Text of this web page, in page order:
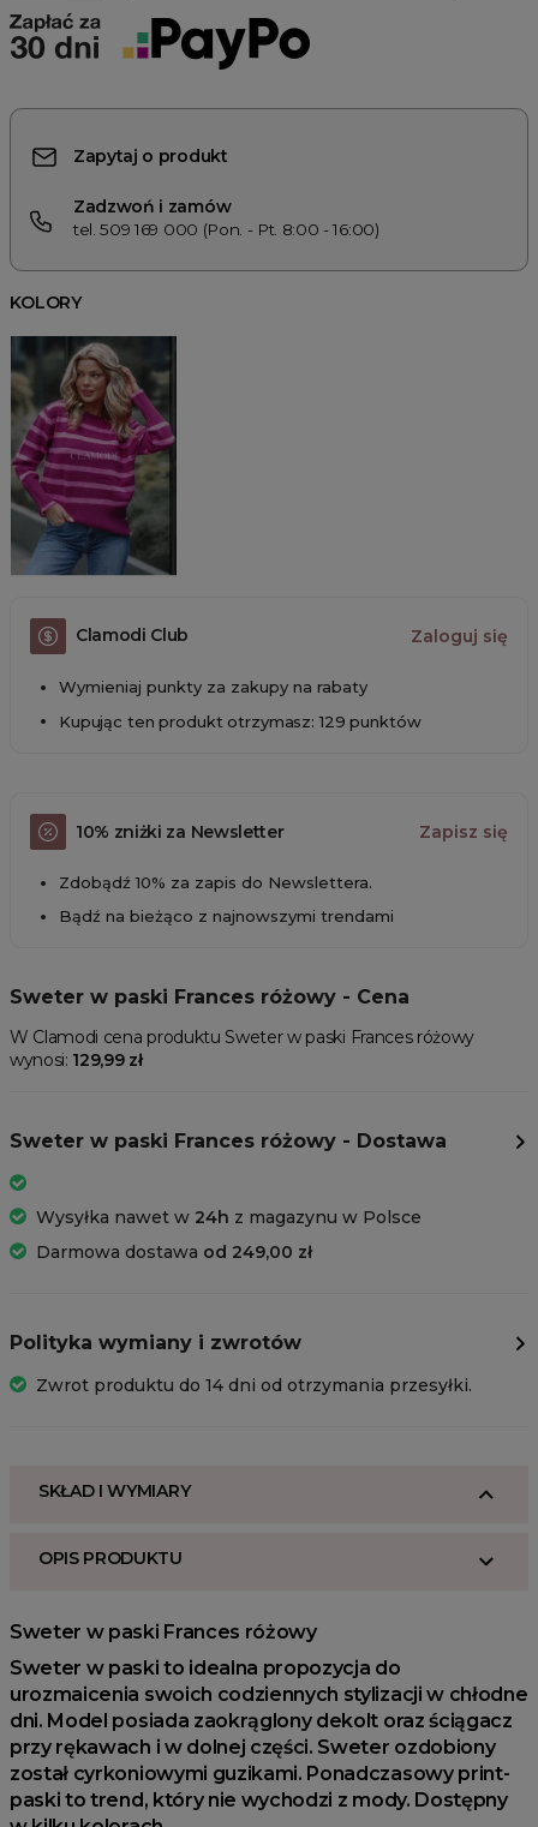
Zapytaj o produkt
Zadzwoń i zamów
tel. 509 169 000 (Pon. - Pt. 8:00 - 16:00)
KOLORY
Clamodi Club Zaloguj się
Wymieniaj punkty za zakupy na rabaty
Kupując ten produkt otrzymasz: 129 punktów
10% zniżki za Newsletter Zapisz się
Zdobądź 10% za zapis do Newslettera.
Bądź na bieżąco z najnowszymi trendami
Sweter w paski Frances różowy - Cena
W Clamodi cena produktu Sweter w paski Frances różowy
wynosi: 129,99 zł
Sweter w paski Frances różowy - Dostawa
Wysyłka nawet w 24h z magazynu w Polsce
Darmowa dostawa od 249,00 zł
Polityka wymiany i zwrotów
Zwrot produktu do 14 dni od otrzymania przesyłki.
SKŁAD I WYMIARY
OPIS PRODUKTU
Sweter w paski Frances różowy
Sweter w paski to idealna propozycja do
urozmaicenia swoich codziennych stylizacji w chłodne
dni. Model posiada zaokrąglony dekolt oraz ściągacz
przy rękawach i w dolnej części. Sweter ozdobiony
został cyrkoniowymi guzikami. Ponadczasowy print-
paski to trend, który nie wychodzi z mody. Dostępny